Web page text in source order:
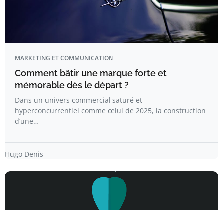
MARKETING ET COMMUNICATION
Comment bâtir une marque forte et
mémorable dès le départ ?
Dans un univers commercial saturé et
hyperconcurrentiel comme celui de 2025, la construction
d’une…
Hugo Denis